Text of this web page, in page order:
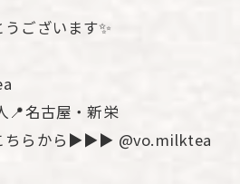
ございます✨️
📍名古屋・新栄
ちらから▶︎▶︎▶︎ @vo.milktea